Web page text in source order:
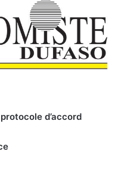
d’accord